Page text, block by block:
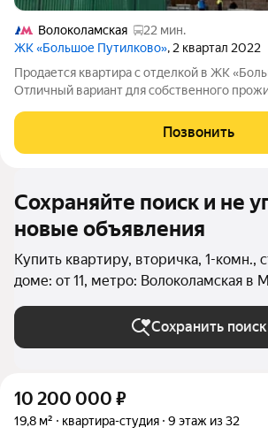
Волоколамская
22 мин.
ЖК «Большое Путилково», 2 квартал 2022
Продается квартира с отделкой в ЖК
Отличный вариант для собственного
ремонта. Квартира светлая,
Позвонить
Сохраняйте поиск и не
новые объявления
Купить квартиру, вторичка, 1-комн.,
доме: от 11, метро: Волоколамская в
Сохранить поиск
10 200 000 ₽
19,8 м² квартира-студия 9 этаж из 32